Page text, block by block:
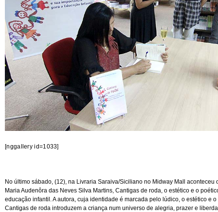
[nggallery id=1033]
No último sábado, (12), na Livraria Saraiva/Siciliano no Midway Mall aconteceu
Maria Audenôra das Neves Silva Martins, Cantigas de roda, o estético e o
educação infantil. A autora, cuja identidade é marcada pelo lúdico, o estético e
Cantigas de roda introduzem a criança num universo de alegria, prazer e